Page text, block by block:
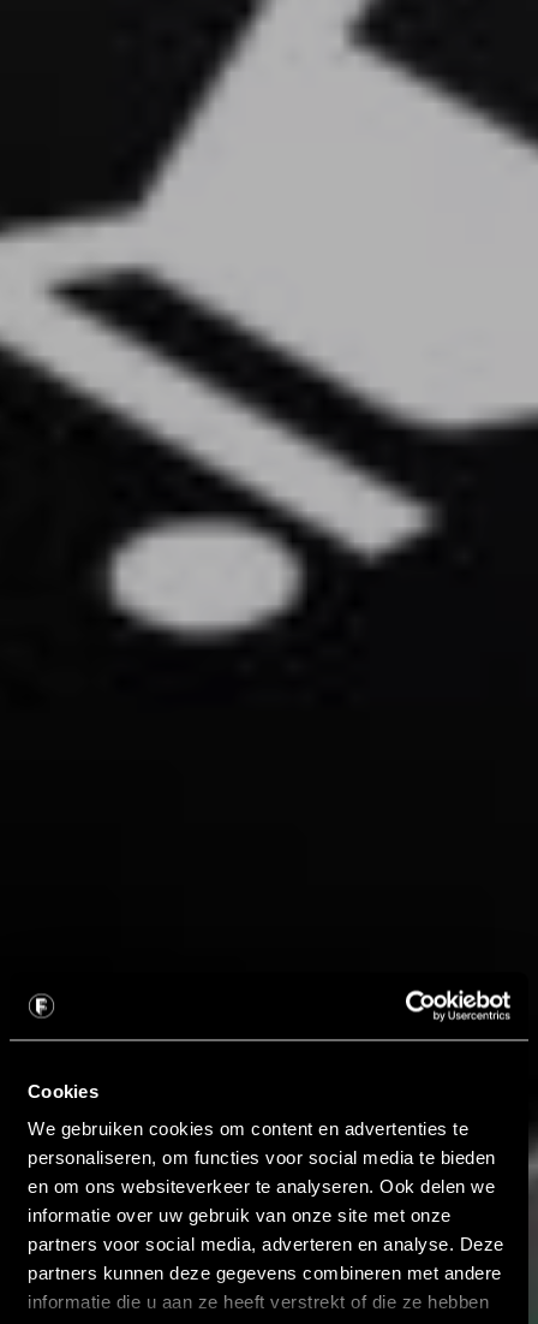
Cookies
We gebruiken cookies om content en advertenties te
personaliseren, om functies voor social media te bieden
en om ons websiteverkeer te analyseren. Ook delen we
informatie over uw gebruik van onze site met onze
partners voor social media, adverteren en analyse. Deze
partners kunnen deze gegevens combineren met andere
informatie die u aan ze heeft verstrekt of die ze hebben